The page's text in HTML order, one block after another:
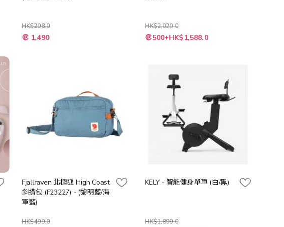
HK$298.0
1,490
HK$2,020.0
特
殊 500+HK$1,588.0
Fjallraven 北極狐 High Coast
斜揹包 (F23227) - (黎明藍/海
軍藍)
HK$499.0
KELY - 智能健身單車 (白/黑)
HK$1,899.0